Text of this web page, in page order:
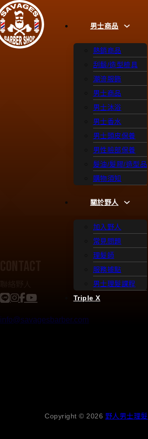
男士商品
熱銷商品
刮鬍/造型梳具
潮流服飾
男士商品
男士沐浴
男士香水
男士頭皮保養
男性臉部保養
髮油/髮膠/造型品
購物須知
關於野人
加入野人
常見問題
理髮師
服務據點
男士理髮課程
Triple X
info@savagesbarber.com
Copyright © 2026 野人男士理髮